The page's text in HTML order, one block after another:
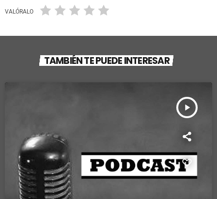
VALÓRALO
TAMBIÉN TE PUEDE INTERESAR
play_arrow